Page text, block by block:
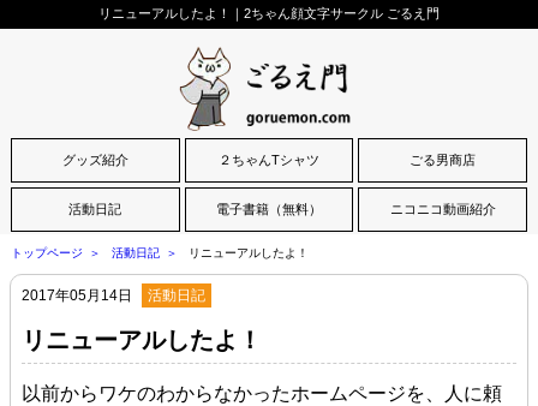
リニューアルしたよ！｜2ちゃん顔文字サークル ごるえ門
グッズ紹介 ２ちゃんTシャツ ごる男商店
活動日記 電子書籍（無料） ニコニコ動画紹介
トップページ 活動日記 リニューアルしたよ！
2017年05月14日 活動日記
リニューアルしたよ！
以前からワケのわからなかったホームページを、人に頼